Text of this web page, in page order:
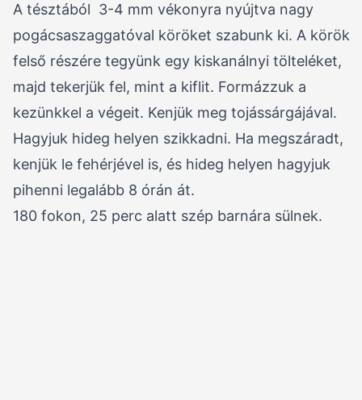
A tésztából 3-4 mm vékonyra nyújtva nagy
pogácsaszaggatóval köröket szabunk ki. A körök
felső részére tegyünk egy kiskanálnyi tölteléket,
majd tekerjük fel, mint a kiflit. Formázzuk a
kezünkkel a végeit. Kenjük meg tojássárgájával.
Hagyjuk hideg helyen szikkadni. Ha megszáradt,
kenjük le fehérjével is, és hideg helyen hagyjuk
pihenni legalább 8 órán át.
180 fokon, 25 perc alatt szép barnára sülnek.